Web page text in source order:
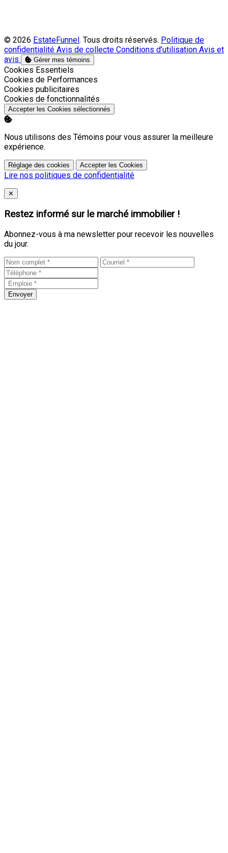
© 2026 EstateFunnel. Tous droits réservés. Politique de
confidentialité Avis de collecte Conditions d’utilisation Avis et
avis
Gérer mes témoins
Activer
Cookies Essentiels
Activer
Cookies de Performances
Activer
Cookies publicitaires
Activer
Cookies de fonctionnalités
Accepter les Cookies sélectionnés
Nous utilisons des Témoins pour vous assurer la meilleure
expérience.
Réglage des cookies Accepter les Cookies
Lire nos politiques de confidentialité
Close
✕
Restez informé sur le marché immobilier !
Abonnez-vous à ma newsletter pour recevoir les nouvelles
du jour.
Envoyer